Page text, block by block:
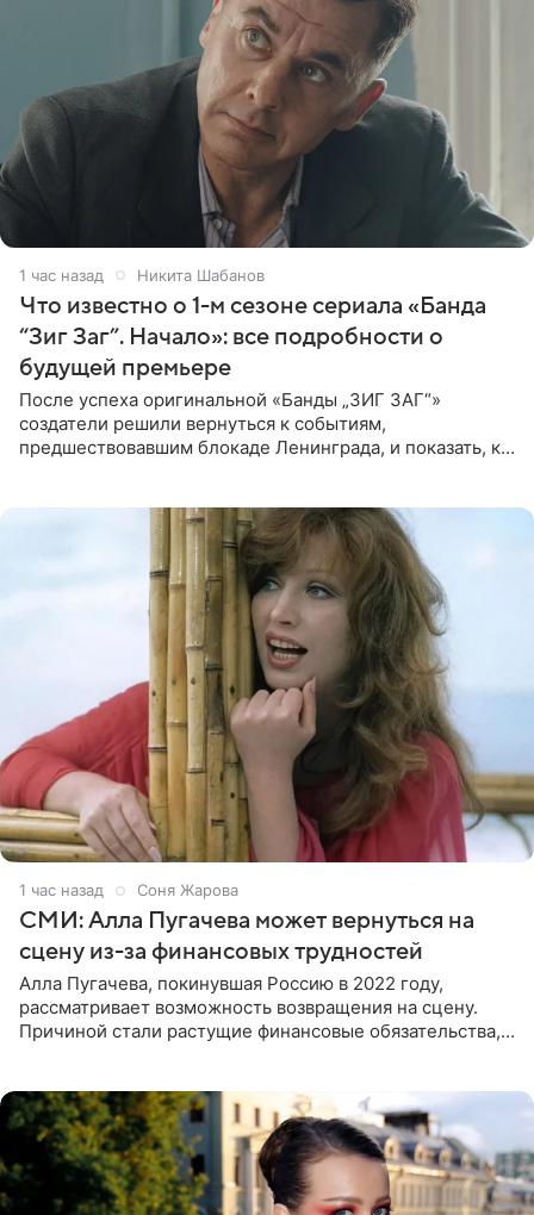
1 час назад Никита Шабанов
Что известно о 1-м сезоне сериала «Банда
“Зиг Заг”. Начало»: все подробности о
будущей премьере
После успеха оригинальной «Банды „ЗИГ ЗАГ“»
создатели решили вернуться к событиям,
предшествовавшим блокаде Ленинграда, и показать, как
1 час назад Соня Жарова
СМИ: Алла Пугачева может вернуться на
сцену из-за финансовых трудностей
Алла Пугачева, покинувшая Россию в 2022 году,
рассматривает возможность возвращения на сцену.
Причиной стали растущие финансовые обязательства,